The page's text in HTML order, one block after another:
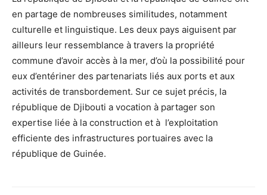
en partage de nombreuses similitudes, notamment
culturelle et linguistique. Les deux pays aiguisent par
ailleurs leur ressemblance à travers la propriété
commune d’avoir accès à la mer, d’où la possibilité pour
eux d’entériner des partenariats liés aux ports et aux
activités de transbordement. Sur ce sujet précis, la
république de Djibouti a vocation à partager son
expertise liée à la construction et à l’exploitation
efficiente des infrastructures portuaires avec la
république de Guinée.